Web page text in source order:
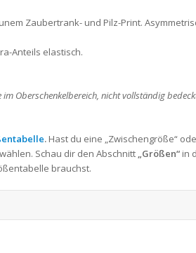
Zaubertrank- und Pilz-Print.
Anteils elastisch.
Oberschenkelbereich, nicht vollständig
.Hast du eine „Zwischengröße“
Schau dir den Abschnitt „Größen“in
brauchst.